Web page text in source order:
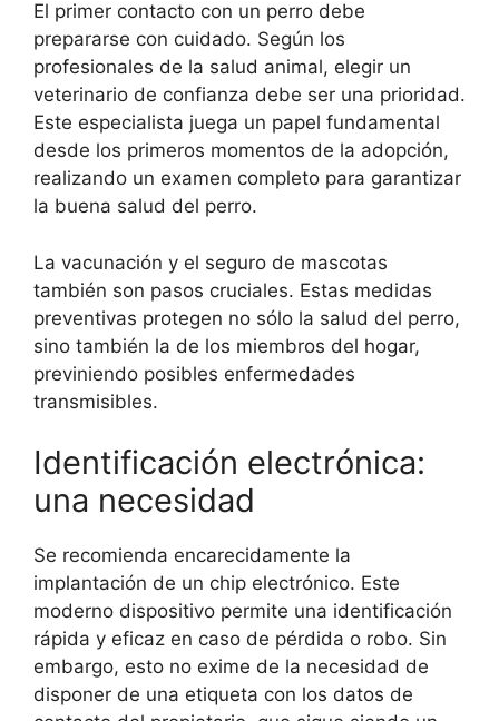
El primer contacto con un perro debe
prepararse con cuidado. Según los
profesionales de la salud animal, elegir un
veterinario de confianza debe ser una prioridad.
Este especialista juega un papel fundamental
desde los primeros momentos de la adopción,
realizando un examen completo para garantizar
la buena salud del perro.
La vacunación y el seguro de mascotas
también son pasos cruciales. Estas medidas
preventivas protegen no sólo la salud del perro,
sino también la de los miembros del hogar,
previniendo posibles enfermedades
transmisibles.
Identificación electrónica:
una necesidad
Se recomienda encarecidamente la
implantación de un chip electrónico. Este
moderno dispositivo permite una identificación
rápida y eficaz en caso de pérdida o robo. Sin
embargo, esto no exime de la necesidad de
disponer de una etiqueta con los datos de